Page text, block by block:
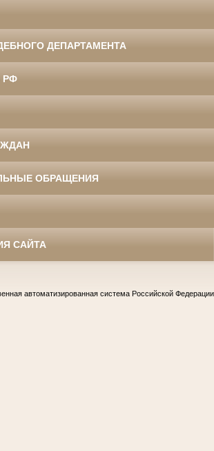
ДЕПАРТАМЕНТА
РФ
ОБРАЩЕНИЯ
САЙТА
автоматизированная система Российской